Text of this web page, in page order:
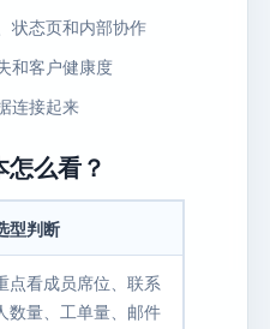
状态页和内部协作
和客户健康度
连接起来
么看？
型判断
点看成员席位、联系
数量、工单量、邮件